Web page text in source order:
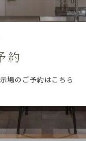
約
場のご予約はこちら